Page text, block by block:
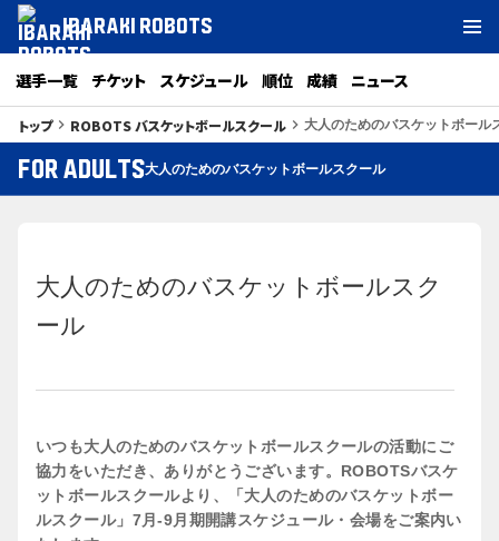
IBARAKI ROBOTS
選手一覧 チケット スケジュール 順位 成績 ニュース
トップkeyboard_arrow_right ROBOTS バスケットボールスクール keyboard_arrow_right 大人のためのバスケットボール
FOR ADULTS大人のためのバスケットボールスクール
大人のためのバスケットボールスク
ール
いつも大人のためのバスケットボールスクールの活動にご
協力をいただき、ありがとうございます。ROBOTSバスケ
ットボールスクールより、「大人のためのバスケットボー
ルスクール」7月-9月期開講スケジュール・会場をご案内い